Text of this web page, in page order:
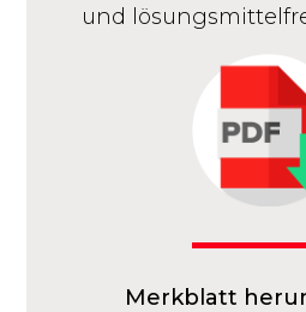
und
Merkblatt